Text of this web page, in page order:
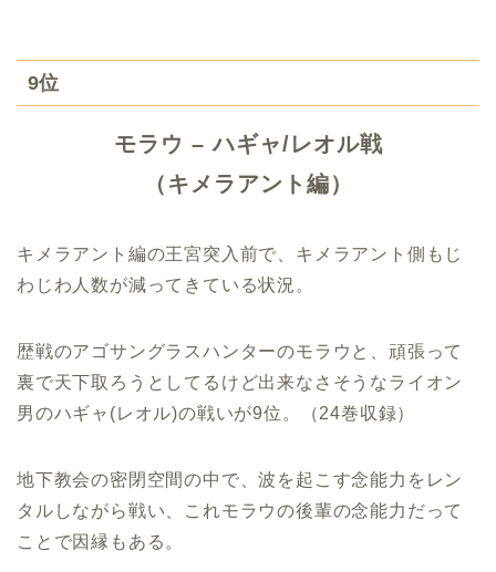
9位
モラウ – ハギャ/レオル戦
（キメラアント編）
キメラアント編の王宮突入前で、キメラアント側もじ
わじわ人数が減ってきている状況。
歴戦のアゴサングラスハンターのモラウと、頑張って
裏で天下取ろうとしてるけど出来なさそうなライオン
男のハギャ(レオル)の戦いが9位。（24巻収録）
地下教会の密閉空間の中で、波を起こす念能力をレン
タルしながら戦い、これモラウの後輩の念能力だって
ことで因縁もある。